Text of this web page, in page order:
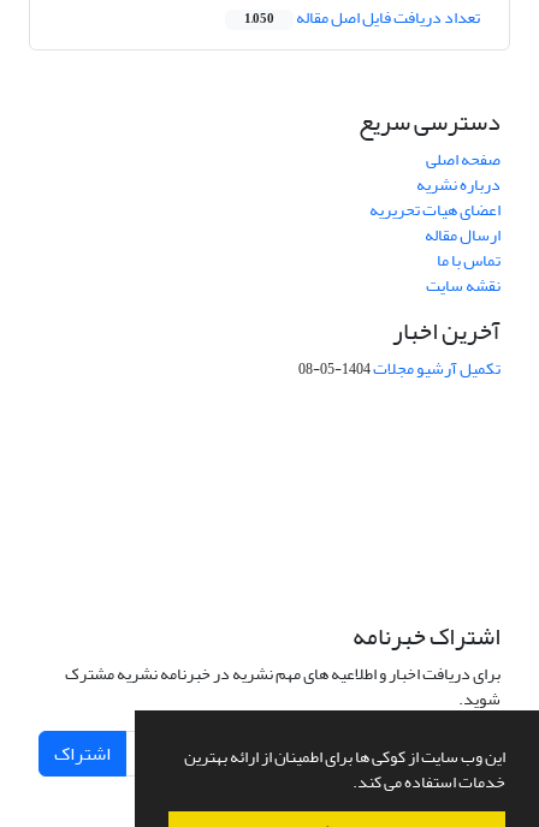
این وب سایت از کوکی ها برای اطمینان از ارائه بهترین
خدمات استفاده می کند.
تعداد دریافت فایل اصل مقاله 1,050
دسترسی سریع
صفحه اصلی
درباره نشریه
اعضای هیات تحریریه
ارسال مقاله
تماس با ما
نقشه سایت
آخرین اخبار
تکمیل آرشیو مجلات1404-05-08
اشتراک خبرنامه
برای دریافت اخبار و اطلاعیه های مهم نشریه در خبرنامه نشریه مشترک
شوید.
اشتراک